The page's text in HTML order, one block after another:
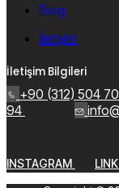
Blog
İletişim
İletişim Bilgileri
+90 (312) 504
94
INSTAGRAM